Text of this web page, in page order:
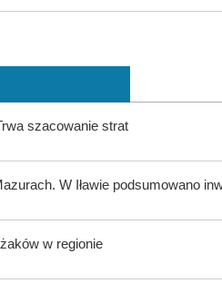
szacowanie strat
W Iławie podsumowano
w regionie